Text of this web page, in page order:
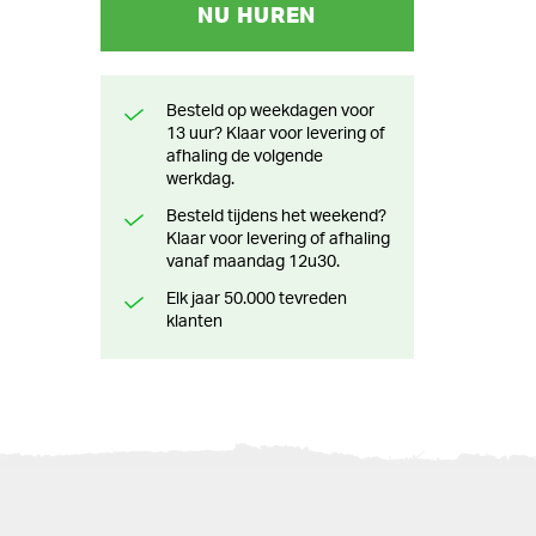
NU HUREN
Besteld op weekdagen voor
13 uur? Klaar voor levering of
afhaling de volgende
werkdag.
Besteld tijdens het weekend?
Klaar voor levering of afhaling
vanaf maandag 12u30.
Elk jaar 50.000 tevreden
klanten